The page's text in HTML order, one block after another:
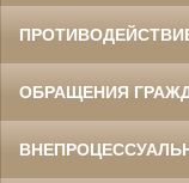
ОБРАЩЕНИЯ